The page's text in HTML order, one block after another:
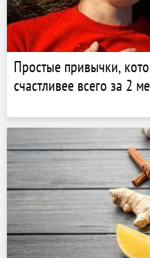
Простые привычки,
счастливее всего за 2